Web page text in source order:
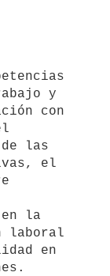
y
con
las
el
la
laboral
en